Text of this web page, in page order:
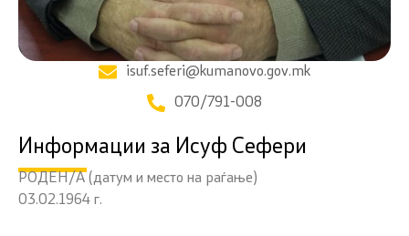
isuf.seferi@kumanovo.gov.mk
070/791-008
Информации за Исуф Сефери
РОДЕН/А (датум и место на раѓање)
03.02.1964 г.